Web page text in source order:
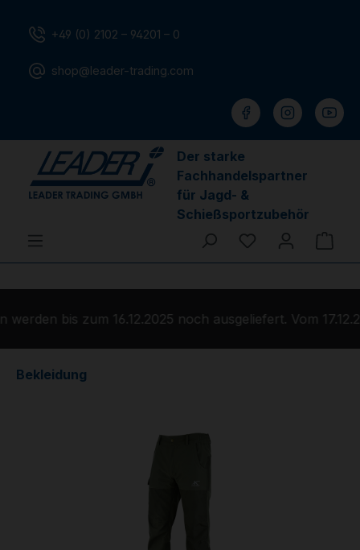
+49 (0) 2102 – 94201 – 0
shop@leader-trading.com
Der starke
Fachhandelspartner
für Jagd- &
Schießsportzubehör
Du hast 0
bis zum 16.12.2025 noch ausgeliefert. Vom
Bekleidung
Bildergalerie überspringen